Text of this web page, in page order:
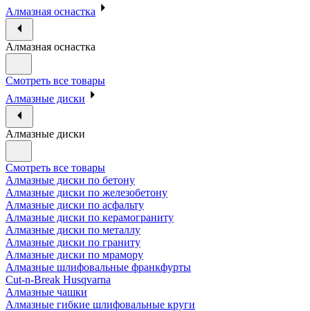
Алмазная оснастка
Алмазная оснастка
Смотреть все товары
Алмазные диски
Алмазные диски
Смотреть все товары
Алмазные диски по бетону
Алмазные диски по железобетону
Алмазные диски по асфальту
Алмазные диски по керамограниту
Алмазные диски по металлу
Алмазные диски по граниту
Алмазные диски по мрамору
Алмазные шлифовальные франкфурты
Cut-n-Break Husqvarna
Алмазные чашки
Алмазные гибкие шлифовальные круги